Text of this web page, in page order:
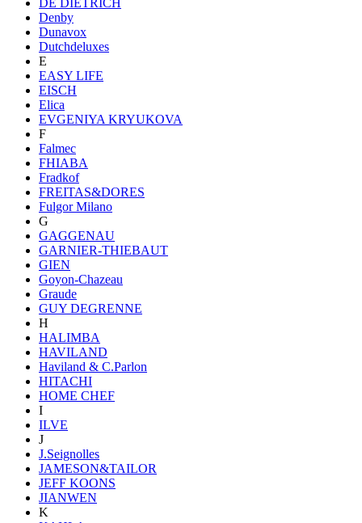
Denby
Dunavox
Dutchdeluxes
E
EASY LIFE
EISCH
Elica
EVGENIYA KRYUKOVA
F
Falmec
FHIABA
Fradkof
FREITAS&DORES
Fulgor Milano
G
GAGGENAU
GARNIER-THIEBAUT
GIEN
Goyon-Chazeau
Graude
GUY DEGRENNE
H
HALIMBA
HAVILAND
Haviland & C.Parlon
HITACHI
HOME CHEF
I
ILVE
J
J.Seignolles
JAMESON&TAILOR
JEFF KOONS
JIANWEN
K